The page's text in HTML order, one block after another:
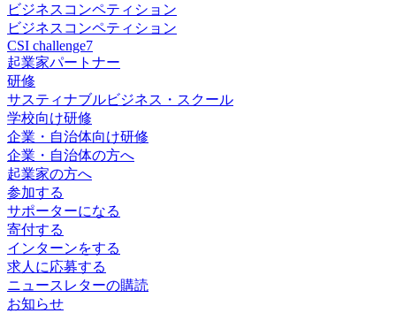
ビジネスコンペティション
ビジネスコンペティション
CSI challenge7
起業家パートナー
研修
サスティナブルビジネス・スクール
学校向け研修
企業・自治体向け研修
企業・自治体の方へ
起業家の方へ
参加する
サポーターになる
寄付する
インターンをする
求人に応募する
ニュースレターの購読
お知らせ